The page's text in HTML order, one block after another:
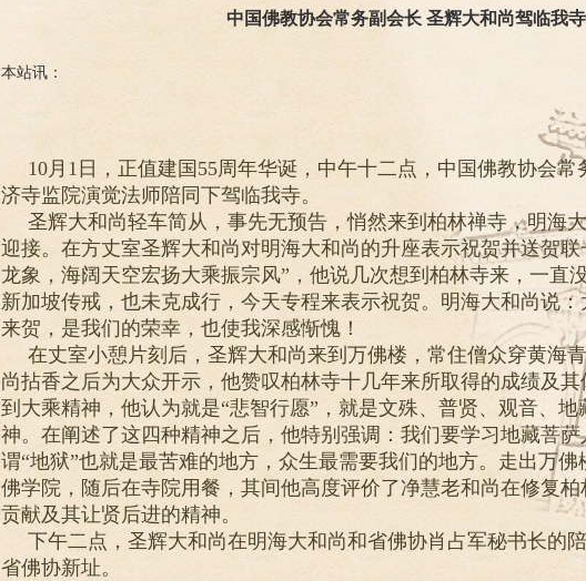
中国佛教协会常务副会长 圣辉大和尚驾临我寺
本站讯：
10月1日，正值建国55周年华诞，中午十二点，中国佛教协会
济寺监院演觉法师陪同下驾临我寺。
圣辉大和尚轻车简从，事先无预告，悄然来到柏林禅寺，明海
迎接。在方丈室圣辉大和尚对明海大和尚的升座表示祝贺并送贺
龙象，海阔天空宏扬大乘振宗风”，他说几次想到柏林寺来，一直
新加坡传戒，也未克成行，今天专程来表示祝贺。明海大和尚说
来贺，是我们的荣幸，也使我深感惭愧！
在丈室小憩片刻后，圣辉大和尚来到万佛楼，常住僧众穿黄海
尚拈香之后为大众开示，他赞叹柏林寺十几年来所取得的成绩及
到大乘精神，他认为就是“悲智行愿”，就是文殊、普贤、观音、
神。在阐述了这四种精神之后，他特别强调：我们要学习地藏菩
谓“地狱”也就是最苦难的地方，众生最需要我们的地方。走出万
佛学院，随后在寺院用餐，其间他高度评价了净慧老和尚在修复
贡献及其让贤后进的精神。
下午二点，圣辉大和尚在明海大和尚和省佛协肖占军秘书长的
省佛协新址。